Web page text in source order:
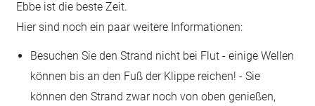
Ebbe ist die beste Zeit.
Hier sind noch ein paar weitere Informationen:
Besuchen Sie den Strand nicht bei Flut - einige Wellen
können bis an den Fuß der Klippe reichen! - Sie
können den Strand zwar noch von oben genießen,